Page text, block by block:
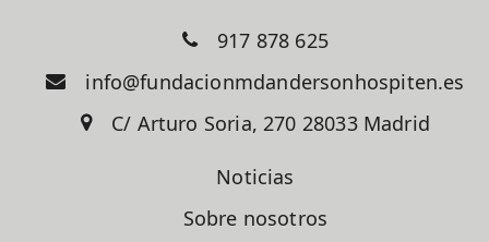
917 878 625
info@fundacionmdandersonhospiten.es
C/ Arturo Soria, 270 28033 Madrid
Noticias
Sobre nosotros